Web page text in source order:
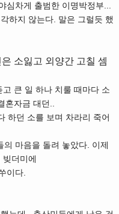
심차게 출범한 이명박정부...
하지 않는다. 말은 그럴듯 했
소잃고 외양간 고칠 셈
큰 일 하나 치룰 때마다 소
혼자금 대던..
하던 소를 보며 차라리 죽어
마음을 돌려 놓았다. 이제
더미에
이다.